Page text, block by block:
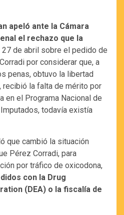
apeló ante la Cámara
el rechazo que la
27 de abril sobre el pedido de
por considerar que, a
penas, obtuvo la libertad
recibió la falta de mérito por
en el Programa Nacional de
todavía existía
que cambió la situación
Pérez Corradi, para
por tráfico de oxicodona,
con la Drug
(DEA) o la fiscalía de